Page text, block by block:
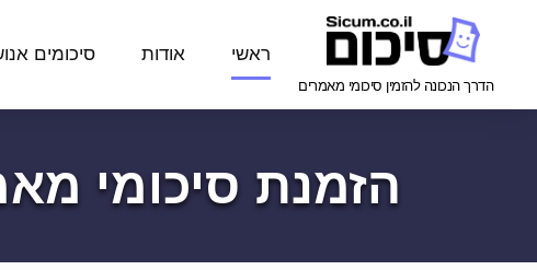
הדרך הנכונה להזמין סיכומי מאמרים
ראשי אודות סיכומים
הזמנת סיכומי